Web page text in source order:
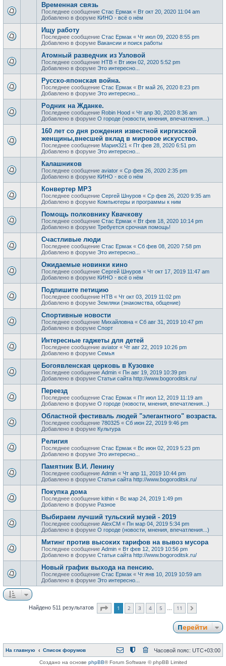
Временная связь
Последнее сообщение Стас Ермак « Вт окт 20, 2020 11:04 am
Добавлено в форуме КИНО - всё о нём
Ищу работу
Последнее сообщение Стас Ермак « Чт июл 09, 2020 8:55 pm
Добавлено в форуме Вакансии и поиск работы
Атомный разведчик из Узловой
Последнее сообщение НТВ « Вт июн 02, 2020 5:52 pm
Добавлено в форуме Это интересно...
Русско-японская война.
Последнее сообщение Стас Ермак « Вт май 26, 2020 8:23 pm
Добавлено в форуме Это интересно...
Родник на Жданке.
Последнее сообщение Robin Hood « Чт апр 30, 2020 8:36 am
Добавлено в форуме О городе (новости, мнения, впечатления...)
160 лет со дня рождения известной киргизской
женщины,внесшей вклад в мировое искусство.
Последнее сообщение Мария321 « Пт фев 28, 2020 6:51 pm
Добавлено в форуме Это интересно...
Калашников
Последнее сообщение aviator « Ср фев 26, 2020 2:35 pm
Добавлено в форуме КИНО - всё о нём
Конвертер MP3
Последнее сообщение Сергей Шнуров « Ср фев 26, 2020 9:35 am
Добавлено в форуме Компьютеры и программы к ним
Помощь полковнику Квачкову
Последнее сообщение Стас Ермак « Вт фев 18, 2020 10:14 pm
Добавлено в форуме Требуется срочная помощь!
Счастливые люди
Последнее сообщение Стас Ермак « Сб фев 08, 2020 7:58 pm
Добавлено в форуме Это интересно...
Ожидаемые новинки кино
Последнее сообщение Сергей Шнуров « Чт окт 17, 2019 11:47 am
Добавлено в форуме КИНО - всё о нём
Подпишите петицию
Последнее сообщение НТВ « Чт окт 03, 2019 11:02 pm
Добавлено в форуме Земляки (знакомства, общение)
Спортивные новости
Последнее сообщение Михайловна « Сб авг 31, 2019 10:47 pm
Добавлено в форуме Спорт
Интересные гаджеты для детей
Последнее сообщение aviator « Чт авг 22, 2019 10:26 pm
Добавлено в форуме Семья
Богоявленская церковь в Кузовке
Последнее сообщение Admin « Пн авг 19, 2019 10:39 pm
Добавлено в форуме Статьи сайта http://www.bogoroditsk.ru/
Переезд
Последнее сообщение Стас Ермак « Пт июл 12, 2019 11:19 am
Добавлено в форуме О городе (новости, мнения, впечатления...)
Областной фестиваль людей "элегантного" возраста.
Последнее сообщение 780325 « Сб июн 22, 2019 9:46 pm
Добавлено в форуме Культура
Религия
Последнее сообщение Стас Ермак « Вс июн 02, 2019 5:23 pm
Добавлено в форуме Это интересно...
Памятник В.И. Ленину
Последнее сообщение Admin « Чт апр 11, 2019 10:44 pm
Добавлено в форуме Статьи сайта http://www.bogoroditsk.ru/
Покупка дома
Последнее сообщение kithin « Вс мар 24, 2019 1:49 pm
Добавлено в форуме Разное
Выбираем лучший тульский музей - 2019
Последнее сообщение AlexCM « Пн мар 04, 2019 5:34 pm
Добавлено в форуме О городе (новости, мнения, впечатления...)
Митинг против высоких тарифов на вывоз мусора
Последнее сообщение Admin « Вт фев 12, 2019 10:56 pm
Добавлено в форуме Статьи сайта http://www.bogoroditsk.ru/
Новый график выхода на пенсию.
Последнее сообщение Стас Ермак « Чт янв 10, 2019 10:59 am
Добавлено в форуме Это интересно...
Найдено 511 результатов Страница из
1 2 3 4 5 11
Перейти
На главную Список форумов Часовой пояс: UTC+03:00
Создано на основе phpBB® Forum Software © phpBB Limited